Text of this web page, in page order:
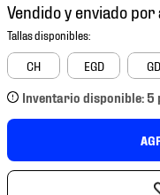
Vendido y enviado por
CH EGD GD
Inventario disponible: 5
4.
tenis futbol
.
mochila
6.
jersey